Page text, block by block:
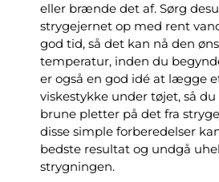
eller brænde det af. Sørg
strygejernet op med rent
god tid, så det kan nå den
temperatur, inden du
er også en god idé at lægge
viskestykke under tøjet, så
brune pletter på det fra
disse simple forberedelser
bedste resultat og undgå
strygningen.